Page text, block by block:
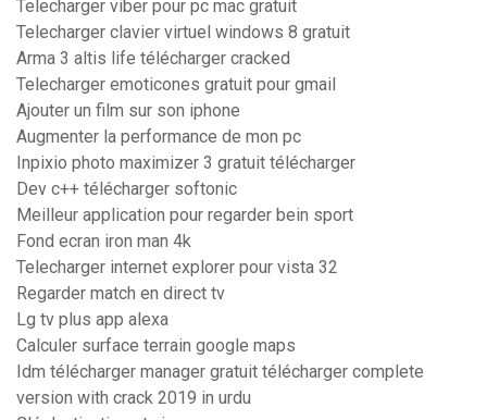
Telecharger viber pour pc mac gratuit
Telecharger clavier virtuel windows 8 gratuit
Arma 3 altis life télécharger cracked
Telecharger emoticones gratuit pour gmail
Ajouter un film sur son iphone
Augmenter la performance de mon pc
Inpixio photo maximizer 3 gratuit télécharger
Dev c++ télécharger softonic
Meilleur application pour regarder bein sport
Fond ecran iron man 4k
Telecharger internet explorer pour vista 32
Regarder match en direct tv
Lg tv plus app alexa
Calculer surface terrain google maps
Idm télécharger manager gratuit télécharger complete
version with crack 2019 in urdu